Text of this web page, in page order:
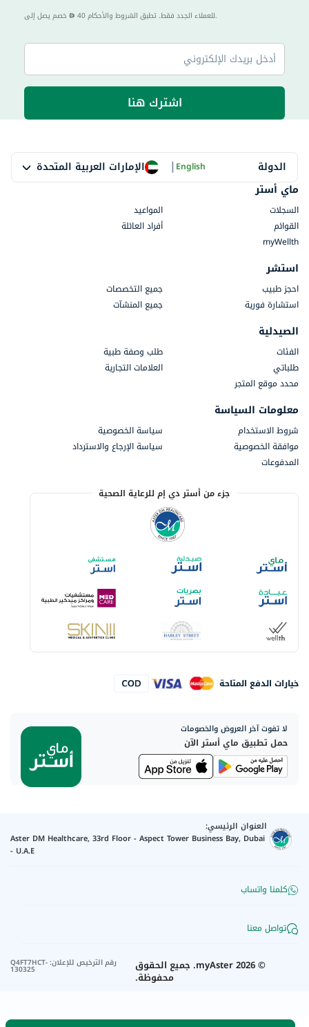
40 للعملاء الجدد فقط. تطبق الشروط والأحكام.
اشترك هنا
الدولة الإمارات العربية المتحدة |English
ماي أستر
السجلات
المواعيد
القوائم
أفراد العائلة
myWellth
استشر
احجز طبيب
جميع التخصصات
استشارة فورية
جميع المنشآت
الصيدلية
الفئات
طلب وصفة طبية
طلباتي
العلامات التجارية
محدد موقع المتجر
معلومات السياسة
شروط الاستخدام
سياسة الخصوصية
موافقة الخصوصية
سياسة الإرجاع والاسترداد
المدفوعات
جزء من أستر دي إم للرعاية الصحية
خيارات الدفع المتاحة
لا تفوت آخر العروض والخصومات
حمل تطبيق ماي أستر الآن
العنوان الرئيسي:
Aster DM Healthcare, 33rd Floor - Aspect Tower Business Bay, Dubai
- U.A.E
كلمنا واتساب
تواصل معنا
©
2026
myAster. جميع الحقوق
محفوظة.
رقم الترخيص للإعلان:
Q4FT7HCT-
130325